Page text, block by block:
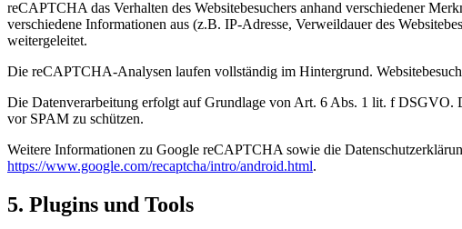
reCAPTCHA das Verhalten des Websitebesuchers anhand verschiedener
verschiedene Informationen aus (z.B. IP-Adresse, Verweildauer des
weitergeleitet.
Die reCAPTCHA-Analysen laufen vollständig im Hintergrund.
Die Datenverarbeitung erfolgt auf Grundlage von Art. 6 Abs. 1 lit. f DSGVO.
vor SPAM zu schützen.
Weitere Informationen zu Google reCAPTCHA sowie die
https://www.google.com/recaptcha/intro/android.html.
5. Plugins und Tools